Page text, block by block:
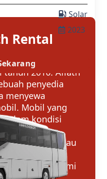
Solar
2023
Rental
10 tahun
tahun 2010. Alfath
penyedia
menyewa
Mobil yang
dalam kondisi
dan semua
familiar atau
air. Dan demi